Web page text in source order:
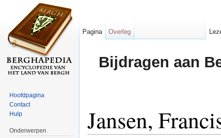
Bijdragen aan
Jansen,
Pagina Overleg
Hoofdpagina
Contact
Hulp
Onderwerpen